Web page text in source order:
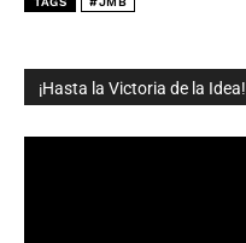
¡Hasta la Victoria de la Idea!